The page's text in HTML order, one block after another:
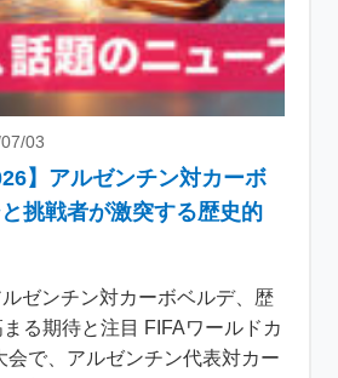
03
】アルゼンチン対カーボ
挑戦者が激突する歴史的
ルゼンチン対カーボベルデ、歴
る期待と注目 FIFAワールドカ
会で、アルゼンチン代表対カー